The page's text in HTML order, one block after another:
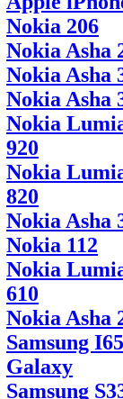
Nokia 206
Nokia Asha
Nokia Asha
Nokia Asha
Nokia
920
Nokia
820
Nokia Asha
Nokia 112
Nokia
610
Nokia Asha
Samsung
Galaxy
Samsung